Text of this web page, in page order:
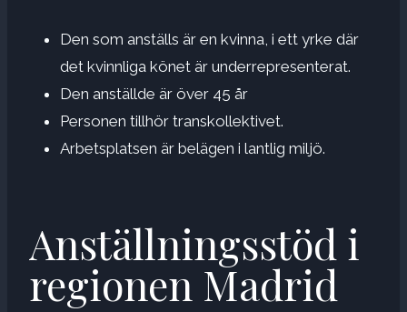
Den som anställs är en kvinna, i ett yrke där
det kvinnliga könet är underrepresenterat.
Den anställde är över 45 år
Personen tillhör transkollektivet.
Arbetsplatsen är belägen i lantlig miljö.
Anställningsstöd i
regionen Madrid